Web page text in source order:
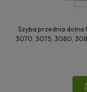
Szyba przednia
3070, 3075, 3080,
3140, 3600, 3610,